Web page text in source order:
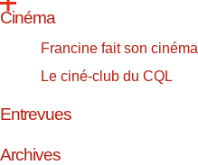
Cinéma
Francine fait son cinéma
Le ciné-club du CQL
Entrevues
Archives